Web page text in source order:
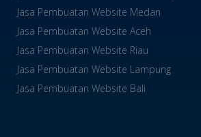
Jasa Pembuatan Website Medan
Jasa Pembuatan Website Aceh
Jasa Pembuatan Website Riau
Jasa Pembuatan Website Lampung
Jasa Pembuatan Website Bali